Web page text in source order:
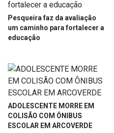
Pesqueira faz da avaliação
um caminho para fortalecer a
educação
ADOLESCENTE MORRE EM
COLISÃO COM ÔNIBUS
ESCOLAR EM ARCOVERDE